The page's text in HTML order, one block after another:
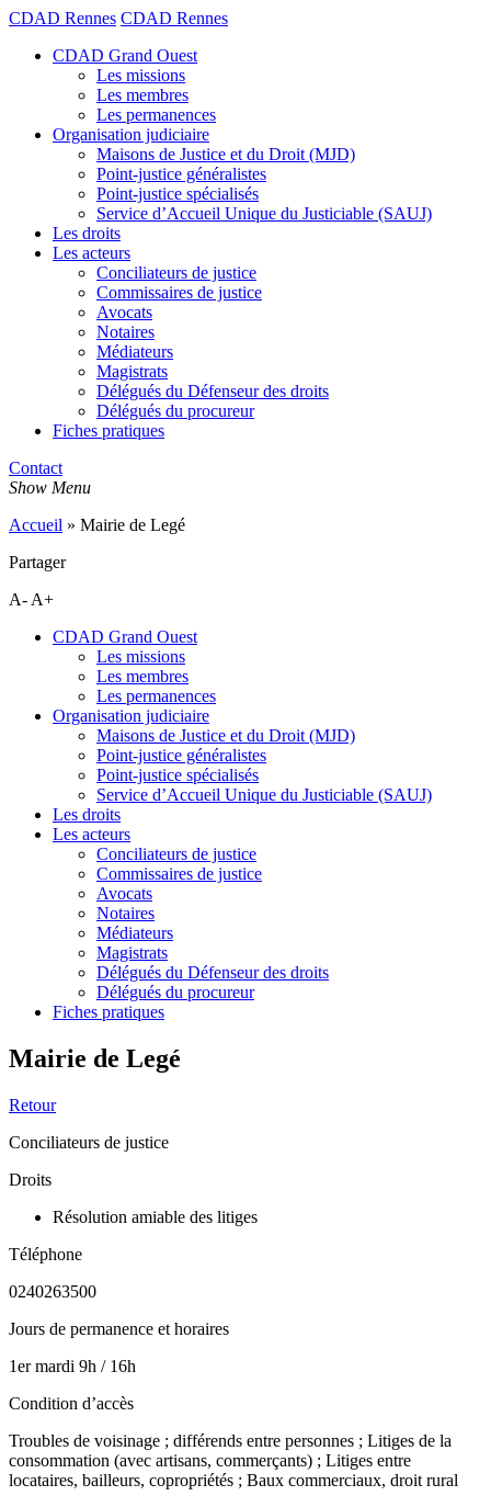
CDAD Rennes CDAD Rennes
CDAD Grand Ouest
Les missions
Les membres
Les permanences
Organisation judiciaire
Maisons de Justice et du Droit (MJD)
Point-justice généralistes
Point-justice spécialisés
Service d’Accueil Unique du Justiciable (SAUJ)
Les droits
Les acteurs
Conciliateurs de justice
Commissaires de justice
Avocats
Notaires
Médiateurs
Magistrats
Délégués du Défenseur des droits
Délégués du procureur
Fiches pratiques
Contact
Show Menu
Accueil » Mairie de Legé
Partager
A- A+
CDAD Grand Ouest
Les missions
Les membres
Les permanences
Organisation judiciaire
Maisons de Justice et du Droit (MJD)
Point-justice généralistes
Point-justice spécialisés
Service d’Accueil Unique du Justiciable (SAUJ)
Les droits
Les acteurs
Conciliateurs de justice
Commissaires de justice
Avocats
Notaires
Médiateurs
Magistrats
Délégués du Défenseur des droits
Délégués du procureur
Fiches pratiques
Mairie de Legé
Retour
Conciliateurs de justice
Droits
Résolution amiable des litiges
Téléphone
0240263500
Jours de permanence et horaires
1er mardi 9h / 16h
Condition d’accès
Troubles de voisinage ; différends entre personnes ; Litiges de la
consommation (avec artisans, commerçants) ; Litiges entre
locataires, bailleurs, copropriétés ; Baux commerciaux, droit rural